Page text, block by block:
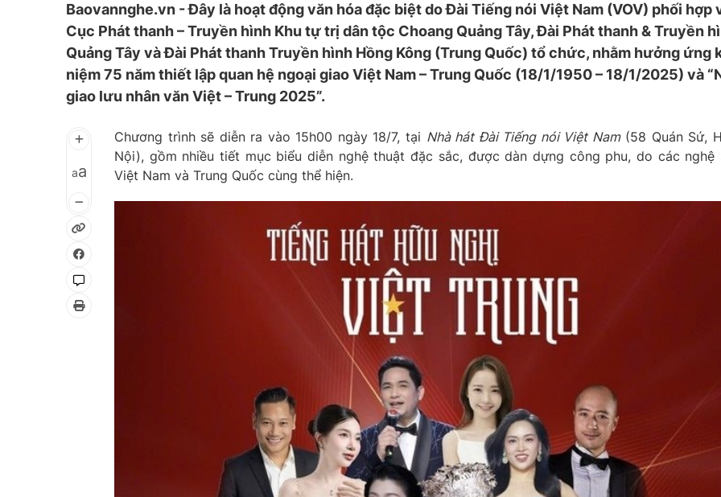
Baovannghe.vn - Đây là hoạt động văn hóa đặc biệt do Đài Tiếng nói Việt Nam (VOV) phối hợp
Cục Phát thanh – Truyền hình Khu tự trị dân tộc Choang Quảng Tây, Đài Phát thanh & Truyền
Quảng Tây và Đài Phát thanh Truyền hình Hồng Kông (Trung Quốc) tổ chức, nhằm hưởng ứng
niệm 75 năm thiết lập quan hệ ngoại giao Việt Nam – Trung Quốc (18/1/1950 – 18/1/2025) và
giao lưu nhân văn Việt – Trung 2025”.
aa
Chương trình sẽ diễn ra vào 15h00 ngày 18/7, tại Nhà hát Đài Tiếng nói Việt Nam(58 Quán Sứ,
Nội), gồm nhiều tiết mục biểu diễn nghệ thuật đặc sắc, được dàn dựng công phu, do các nghệ
Việt Nam và Trung Quốc cùng thể hiện.